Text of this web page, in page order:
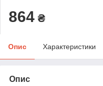
864 ₴
Опис Характеристики
Опис